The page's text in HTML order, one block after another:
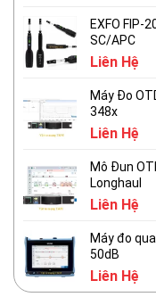
EXFO FIP-
SC/APC
Liên Hệ
Máy Đo
348x
Liên Hệ
Mô Đun
Longhaul
Liên Hệ
Máy đo
50dB
Liên Hệ